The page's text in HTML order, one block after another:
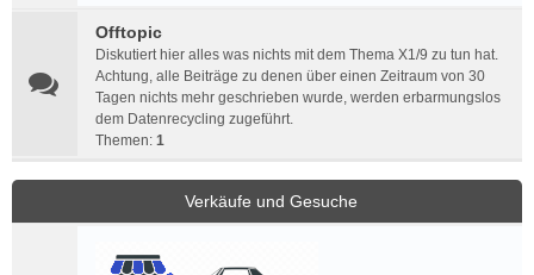
Offtopic
Diskutiert hier alles was nichts mit dem Thema X1/9 zu tun hat.
Achtung, alle Beiträge zu denen über einen Zeitraum von 30
Tagen nichts mehr geschrieben wurde, werden erbarmungslos
dem Datenrecycling zugeführt.
Themen: 1
Verkäufe und Gesuche